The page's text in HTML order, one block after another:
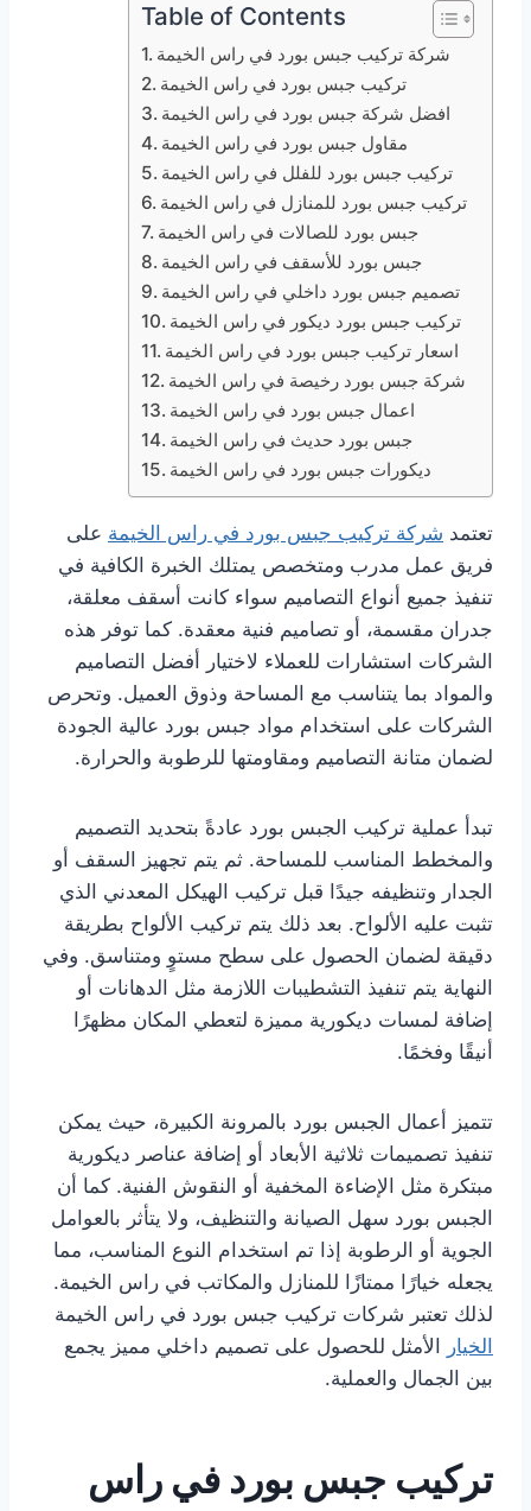
Table of Contents
شركة تركيب جبس بورد في راس الخيمة
تركيب جبس بورد في راس الخيمة
افضل شركة جبس بورد في راس الخيمة
مقاول جبس بورد في راس الخيمة
تركيب جبس بورد للفلل في راس الخيمة
تركيب جبس بورد للمنازل في راس الخيمة
جبس بورد للصالات في راس الخيمة
جبس بورد للأسقف في راس الخيمة
تصميم جبس بورد داخلي في راس الخيمة
تركيب جبس بورد ديكور في راس الخيمة
اسعار تركيب جبس بورد في راس الخيمة
شركة جبس بورد رخيصة في راس الخيمة
اعمال جبس بورد في راس الخيمة
جبس بورد حديث في راس الخيمة
ديكورات جبس بورد في راس الخيمة
تعتمد شركة تركيب جبس بورد في راس الخيمة على
فريق عمل مدرب ومتخصص يمتلك الخبرة الكافية في
تنفيذ جميع أنواع التصاميم سواء كانت أسقف معلقة،
جدران مقسمة، أو تصاميم فنية معقدة. كما توفر هذه
الشركات استشارات للعملاء لاختيار أفضل التصاميم
والمواد بما يتناسب مع المساحة وذوق العميل. وتحرص
الشركات على استخدام مواد جبس بورد عالية الجودة
لضمان متانة التصاميم ومقاومتها للرطوبة والحرارة.
تبدأ عملية تركيب الجبس بورد عادةً بتحديد التصميم
والمخطط المناسب للمساحة. ثم يتم تجهيز السقف أو
الجدار وتنظيفه جيدًا قبل تركيب الهيكل المعدني الذي
تثبت عليه الألواح. بعد ذلك يتم تركيب الألواح بطريقة
دقيقة لضمان الحصول على سطح مستوٍ ومتناسق. وفي
النهاية يتم تنفيذ التشطيبات اللازمة مثل الدهانات أو
إضافة لمسات ديكورية مميزة لتعطي المكان مظهرًا
أنيقًا وفخمًا.
تتميز أعمال الجبس بورد بالمرونة الكبيرة، حيث يمكن
تنفيذ تصميمات ثلاثية الأبعاد أو إضافة عناصر ديكورية
مبتكرة مثل الإضاءة المخفية أو النقوش الفنية. كما أن
الجبس بورد سهل الصيانة والتنظيف، ولا يتأثر بالعوامل
الجوية أو الرطوبة إذا تم استخدام النوع المناسب، مما
يجعله خيارًا ممتازًا للمنازل والمكاتب في راس الخيمة.
لذلك تعتبر شركات تركيب جبس بورد في راس الخيمة
الخيار
الأمثل للحصول على تصميم داخلي مميز يجمع
بين الجمال والعملية.
تركيب جبس بورد في راس